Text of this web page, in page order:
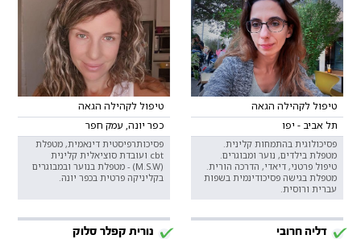
טיפול לקהילה הגאה
תל אביב - יפו
פסיכולוגית בהתמחות קלינית.
מטפלת בילדים, נוער ומבוגרים.
טיפול פרטני, דיאדי, הדרכה הורית.
מטפלת בגישה פסיכודינמית בשפות
עברית ורוסית.
טיפול לקהילה הגאה
כפר יונה, עמק חפר
פסיכותרפיסטית דינאמית, מטפלת
cbt ועובדת סוציאלית קלינית
(M.S.W) - מטפלת בנוער ובמבוגרים
בקליניקה פרטית בכפר יונה.
דליה חרובי נורית קפלר סלוק